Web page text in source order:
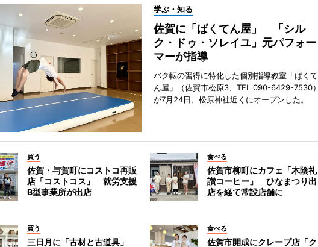
学ぶ・知る
佐賀に「ばくてん屋」 「シル
ク・ドゥ・ソレイユ」元パフォー
マーが指導
バク転の習得に特化した個別指導教室「ばくて
ん屋」（佐賀市松原3、TEL 090-6429-7530）
が7月24日、松原神社近くにオープンした。
買う
佐賀・与賀町にコストコ再販
店「コストコス」 就労支援
B型事業所が出店
食べる
佐賀市柳町にカフェ「木陰礼
讃コーヒー」 ひなまつり出
店を経て常設店舗に
買う
三日月に「古材と古道具」
食べる
佐賀市開成にクレープ店「ク